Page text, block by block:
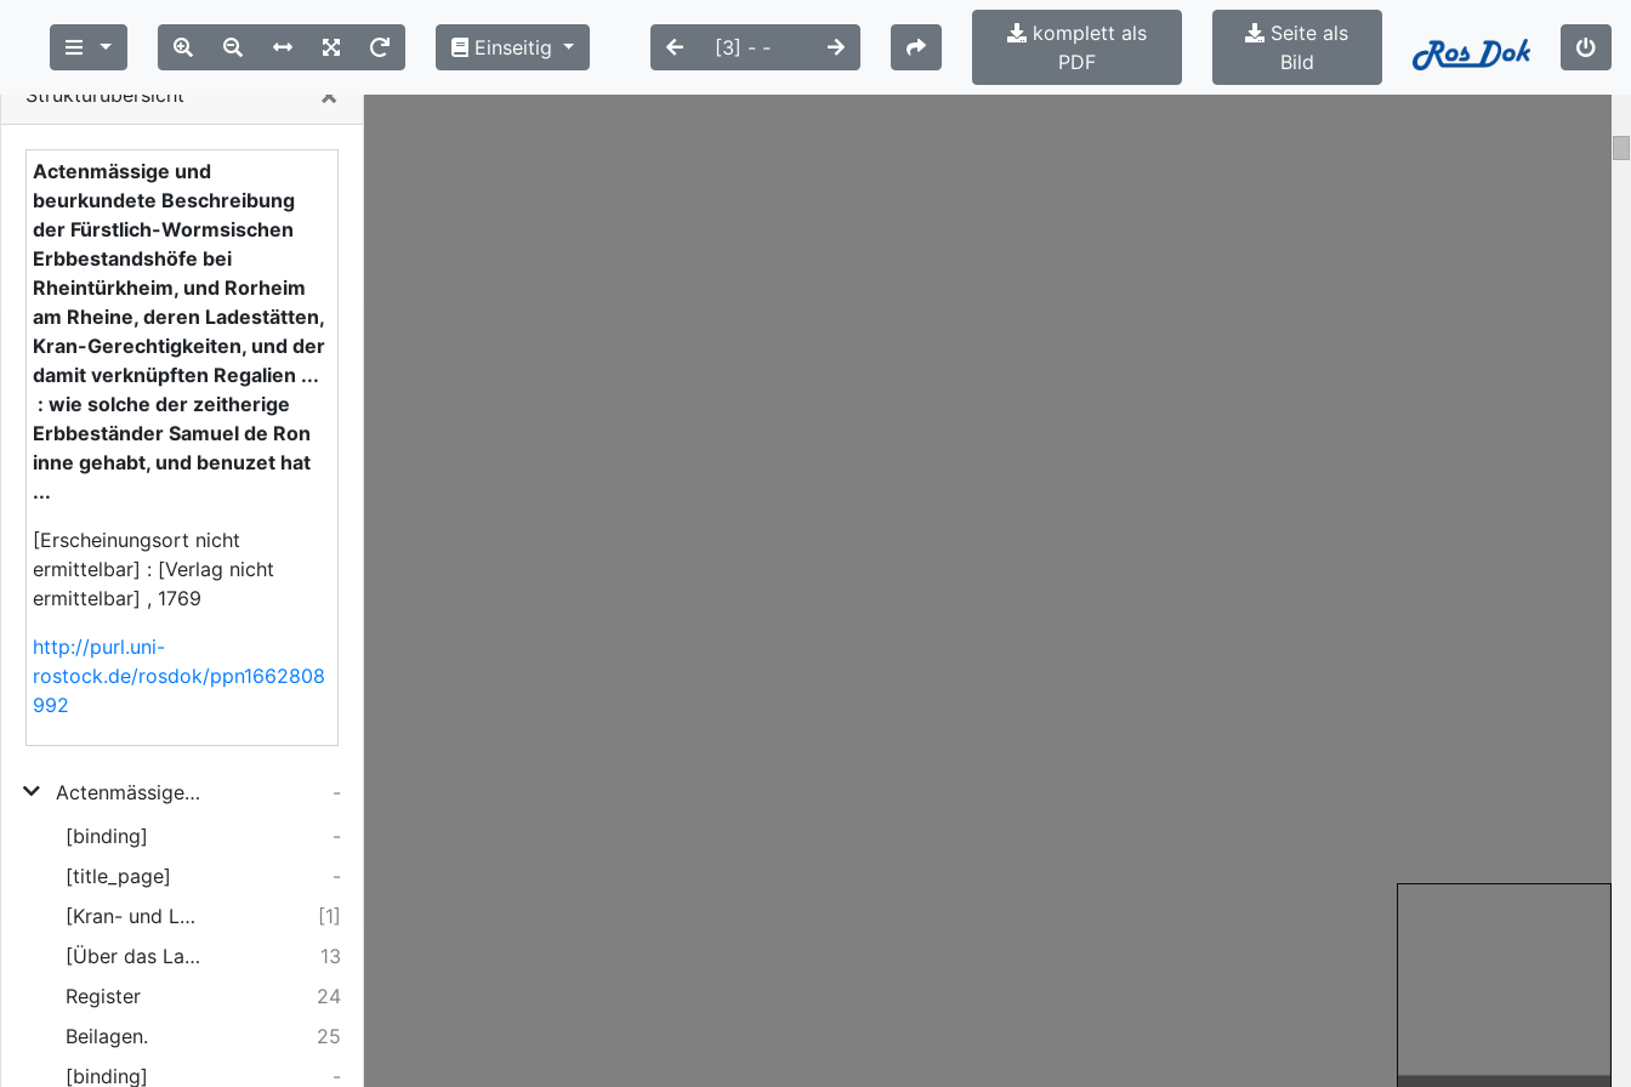
Strukturübersicht × Close
Actenmässige und
beurkundete Beschreibung
der Fürstlich-Wormsischen
Erbbestandshöfe bei
Rheintürkheim, und Rorheim
am Rheine, deren Ladestätten,
Kran-Gerechtigkeiten, und der
damit verknüpften Regalien ...
: wie solche der zeitherige
Erbbeständer Samuel de Ron
inne gehabt, und benuzet hat
...
[Erscheinungsort nicht
ermittelbar] : [Verlag nicht
ermittelbar] , 1769
http://purl.uni-
rostock.de/rosdok/ppn1662808
992
Actenmässige und beurkundete Beschreibung der Fürstlich-Wormsischen Erbbestandshöfe bei Rheintürkheim, und Rorheim am Rheine, deren Ladestätten, Kran-Gerechtigkeiten, und der damit verknüpften Regalien ...
-
[binding]
-
[title_page]
-
[Kran- und Ladestatts-Rechte]
[1]
[Über das Lagerhaus, und Niederlage-Gebühren]
13
Register
24
Beilagen.
25
[binding]
-
Einseitig
komplett als
PDF
Seite als
Bild